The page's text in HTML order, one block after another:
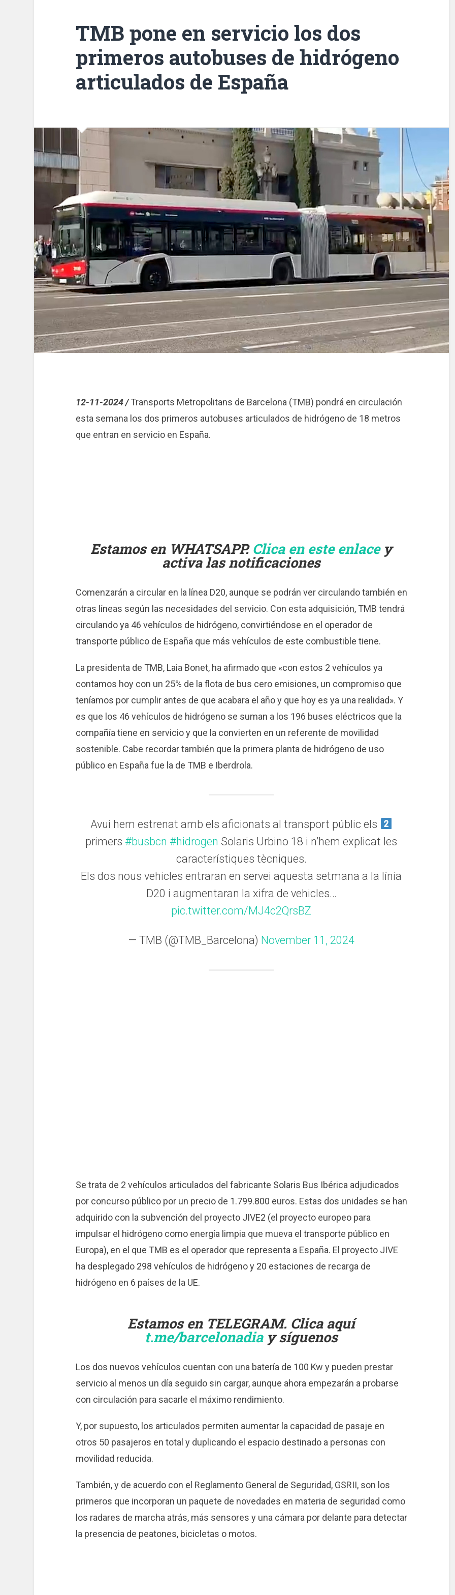
TMB pone en servicio los dos
primeros autobuses de hidrógeno
articulados de España
12-11-2024 /Transports Metropolitans de Barcelona (TMB) pondrá en circulación
esta semana los dos primeros autobuses articulados de hidrógeno de 18 metros
que entran en servicio en España.
Estamos en WHATSAPP. Clica en este enlacey
activa las notificaciones
Comenzarán a circular en la línea D20, aunque se podrán ver circulando también en
otras líneas según las necesidades del servicio. Con esta adquisición, TMB tendrá
circulando ya 46 vehículos de hidrógeno, convirtiéndose en el operador de
transporte público de España que más vehículos de este combustible tiene.
La presidenta de TMB, Laia Bonet, ha afirmado que «con estos 2 vehículos ya
contamos hoy con un 25% de la flota de bus cero emisiones, un compromiso que
teníamos por cumplir antes de que acabara el año y que hoy es ya una realidad». Y
es que los 46 vehículos de hidrógeno se suman a los 196 buses eléctricos que la
compañía tiene en servicio y que la convierten en un referente de movilidad
sostenible. Cabe recordar también que la primera planta de hidrógeno de uso
público en España fue la de TMB e Iberdrola.
Avui hem estrenat amb els aficionats al transport públic els
primers #busbcn #hidrogen Solaris Urbino 18 i n’hem explicat les
característiques tècniques.
Els dos nous vehicles entraran en servei aquesta setmana a la línia
D20 i augmentaran la xifra de vehicles…
pic.twitter.com/MJ4c2QrsBZ
— TMB (@TMB_Barcelona) November 11, 2024
Se trata de 2 vehículos articulados del fabricante Solaris Bus Ibérica adjudicados
por concurso público por un precio de 1.799.800 euros. Estas dos unidades se han
adquirido con la subvención del proyecto JIVE2 (el proyecto europeo para
impulsar el hidrógeno como energía limpia que mueva el transporte público en
Europa), en el que TMB es el operador que representa a España. El proyecto JIVE
ha desplegado 298 vehículos de hidrógeno y 20 estaciones de recarga de
hidrógeno en 6 países de la UE.
Estamos en TELEGRAM. Clica aquí
t.me/barcelonadia y síguenos
Los dos nuevos vehículos cuentan con una batería de 100 Kw y pueden prestar
servicio al menos un día seguido sin cargar, aunque ahora empezarán a probarse
con circulación para sacarle el máximo rendimiento.
Y, por supuesto, los articulados permiten aumentar la capacidad de pasaje en
otros 50 pasajeros en total y duplicando el espacio destinado a personas con
movilidad reducida.
También, y de acuerdo con el Reglamento General de Seguridad, GSRII, son los
primeros que incorporan un paquete de novedades en materia de seguridad como
los radares de marcha atrás, más sensores y una cámara por delante para detectar
la presencia de peatones, bicicletas o motos.